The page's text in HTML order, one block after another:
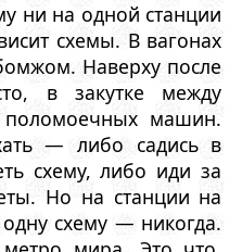
ни на одной станции
схемы. В вагонах
Наверху после
в закутке между
машин.
— либо садись в
схему, либо иди за
Но на станции на
схему — никогда.